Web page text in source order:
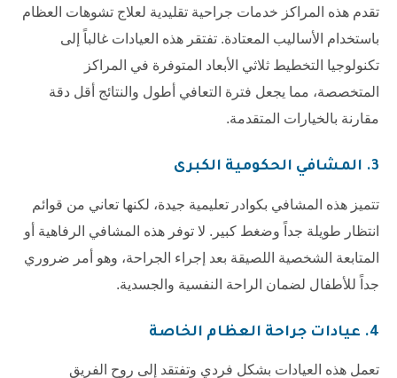
تقدم هذه المراكز خدمات جراحية تقليدية لعلاج تشوهات العظام
باستخدام الأساليب المعتادة. تفتقر هذه العيادات غالباً إلى
تكنولوجيا التخطيط ثلاثي الأبعاد المتوفرة في المراكز
المتخصصة، مما يجعل فترة التعافي أطول والنتائج أقل دقة
مقارنة بالخيارات المتقدمة.
3. المشافي الحكومية الكبرى
تتميز هذه المشافي بكوادر تعليمية جيدة، لكنها تعاني من قوائم
انتظار طويلة جداً وضغط كبير. لا توفر هذه المشافي الرفاهية أو
المتابعة الشخصية اللصيقة بعد إجراء الجراحة، وهو أمر ضروري
جداً للأطفال لضمان الراحة النفسية والجسدية.
4. عيادات جراحة العظام الخاصة
تعمل هذه العيادات بشكل فردي وتفتقد إلى روح الفريق